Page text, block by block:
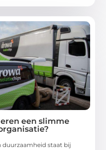
een slimme
duurzaamheid staat bij